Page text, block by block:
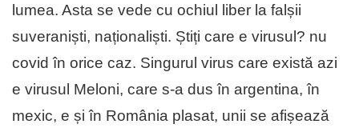
lumea. Asta se vede cu ochiul liber la falșii
suveraniști, naționaliști. Știți care e virusul? nu
covid în orice caz. Singurul virus care există azi
e virusul Meloni, care s-a dus în argentina, în
mexic, e și în România plasat, unii se afișează